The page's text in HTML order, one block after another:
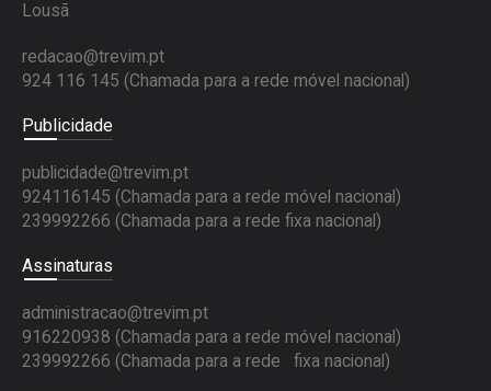
Lousã
redacao@trevim.pt
924 116 145 (Chamada para a rede móvel nacional)
Publicidade
publicidade@trevim.pt
924116145 (Chamada para a rede móvel nacional)
239992266 (Chamada para a rede fixa nacional)
Assinaturas
administracao@trevim.pt
916220938 (Chamada para a rede móvel nacional)
239992266 (Chamada para a rede fixa nacional)